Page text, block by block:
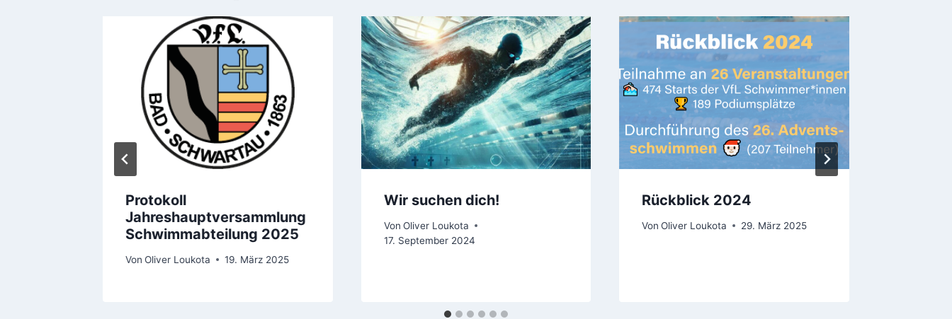
Protokoll
Jahreshauptversammlung
Schwimmabteilung 2025
Von Oliver Loukota 19. März 2025
Wir suchen dich!
Von Oliver Loukota
17. September 2024
Rückblick 2024
Von Oliver Loukota 29. März 2025